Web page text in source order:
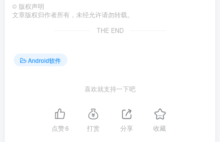
© 版权声明
文章版权归作者所有，未经允许请勿转载。
THE END
Android软件
喜欢就支持一下吧
点赞6 打赏 分享 收藏